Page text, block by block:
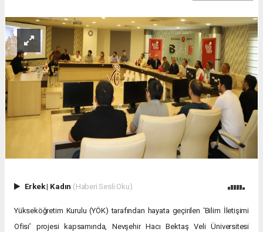
Erkek| Kadın (Haberi Sesli Oku)
Yükseköğretim Kurulu (YÖK) tarafından hayata geçirilen ‘Bilim İletişimi
Ofisi’ projesi kapsamında, Nevşehir Hacı Bektaş Veli Üniversitesi